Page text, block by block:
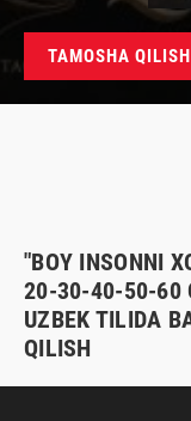
TAMOSHA QILISH
"BOY INSONNI
20-30-40-50-60
UZBEK TILIDA
QILISH